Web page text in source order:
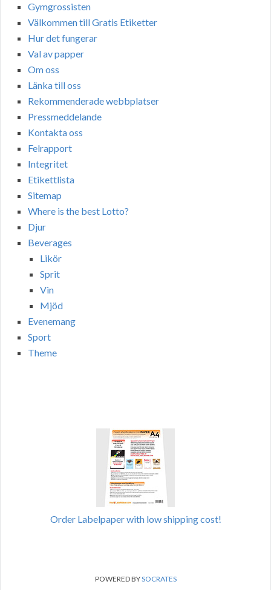
Gymgrossisten
Välkommen till Gratis Etiketter
Hur det fungerar
Val av papper
Om oss
Länka till oss
Rekommenderade webbplatser
Pressmeddelande
Kontakta oss
Felrapport
Integritet
Etikettlista
Sitemap
Where is the best Lotto?
Djur
Beverages
Likör
Sprit
Vin
Mjöd
Evenemang
Sport
Theme
Order Labelpaper with low shipping cost!
POWERED BYSOCRATES